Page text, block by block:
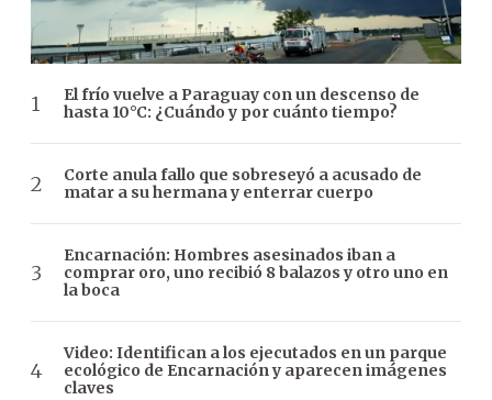
El frío vuelve a Paraguay con un descenso de
hasta 10°C: ¿Cuándo y por cuánto tiempo?
Corte anula fallo que sobreseyó a acusado de
matar a su hermana y enterrar cuerpo
Encarnación: Hombres asesinados iban a
comprar oro, uno recibió 8 balazos y otro uno en
la boca
Video: Identifican a los ejecutados en un parque
ecológico de Encarnación y aparecen imágenes
claves